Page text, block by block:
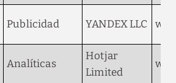
Publicidad YANDEX LLC
Analíticas
Hotjar
Limited